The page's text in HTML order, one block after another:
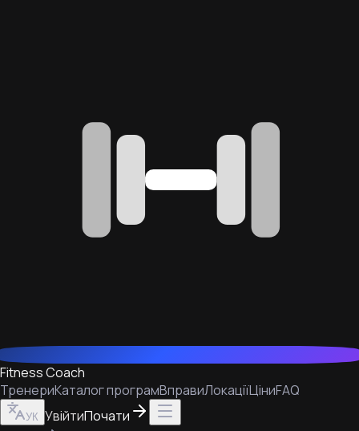
Fitness Coach
ТренериКаталог програмВправиЛокаціїЦіниFAQ
УК УвійтиПочати